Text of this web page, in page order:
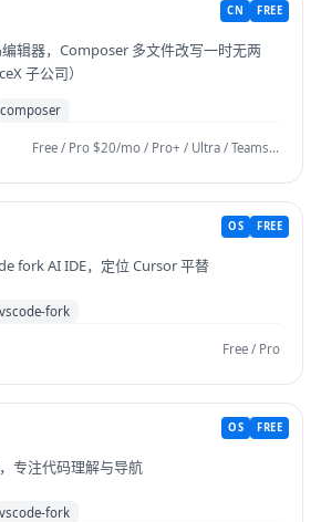
CN FREE
辑器，Composer 多文件改写一时无两
子公司）
composer
Free / Pro $20/mo / Pro+ / Ultra / Teams $40/user/mo / Enterprise
OS FREE
fork AI IDE，定位 Cursor 平替
vscode-fork
Free / Pro
OS FREE
专注代码理解与导航
vscode-fork